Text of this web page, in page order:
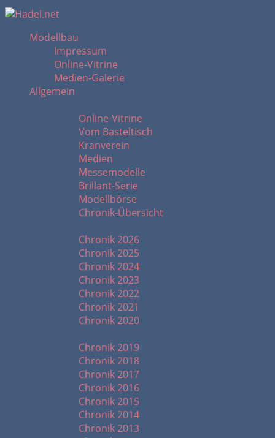
Modellbau
Impressum
Online-Vitrine
Medien-Galerie
Allgemein
Online-Vitrine
Vom Basteltisch
Kranverein
Medien
Messemodelle
Brillant-Serie
Modellbörse
Chronik-Übersicht
Chronik 2026
Chronik 2025
Chronik 2024
Chronik 2023
Chronik 2022
Chronik 2021
Chronik 2020
Chronik 2019
Chronik 2018
Chronik 2017
Chronik 2016
Chronik 2015
Chronik 2014
Chronik 2013